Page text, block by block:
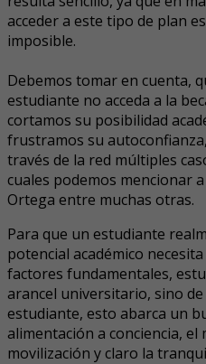
acceder a este tipo de plan
imposible.
Debemos tomar en cuenta,
estudiante no acceda a la
cortamos su posibilidad
frustramos su
través de la red múltiples
cuales podemos mencionar
Ortega entre muchas otras.
Para que un estudiante
potencial académico
factores fundamentales,
arancel universitario, sino de
estudiante, esto abarca un
alimentación a conciencia, el
movilización y claro la